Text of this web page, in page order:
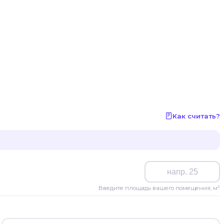
Как считать?
Введите площадь вашего помещения, м²